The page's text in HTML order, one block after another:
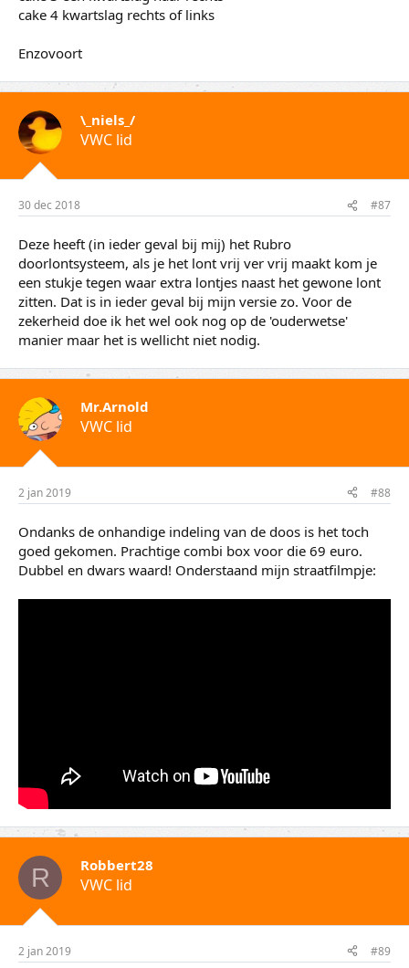
cake 4 kwartslag rechts of links
Enzovoort
\_niels_/
VWC lid
30 dec 2018 #87
Deze heeft (in ieder geval bij mij) het Rubro
doorlontsysteem, als je het lont vrij ver vrij maakt kom je
een stukje tegen waar extra lontjes naast het gewone lont
zitten. Dat is in ieder geval bij mijn versie zo. Voor de
zekerheid doe ik het wel ook nog op de 'ouderwetse'
manier maar het is wellicht niet nodig.
Mr.Arnold
VWC lid
2 jan 2019 #88
Ondanks de onhandige indeling van de doos is het toch
goed gekomen. Prachtige combi box voor die 69 euro.
Dubbel en dwars waard! Onderstaand mijn straatfilmpje:
R Robbert28
VWC lid
2 jan 2019 #89